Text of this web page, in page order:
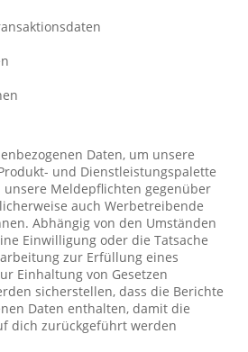
Daten, um unsere
und Dienstleistungspalette
Meldepflichten gegenüber
auch Werbetreibende
Abhängig von den Umständen
Einwilligung oder die Tatsache
zur Erfüllung eines
Einhaltung von Gesetzen
sicherstellen, dass die Berichte
Daten enthalten, damit die
dich zurückgeführt werden